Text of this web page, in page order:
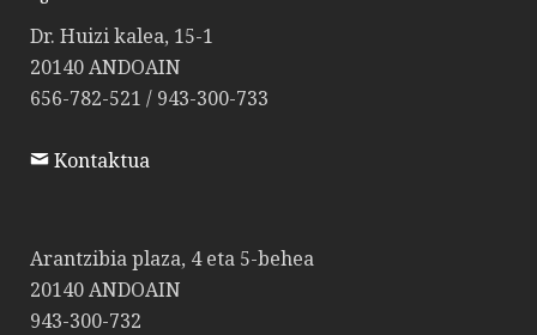
Dr. Huizi kalea, 15-1
20140 ANDOAIN
656-782-521 / 943-300-733
Kontaktua
Arantzibia plaza, 4 eta 5-behea
20140 ANDOAIN
943-300-732